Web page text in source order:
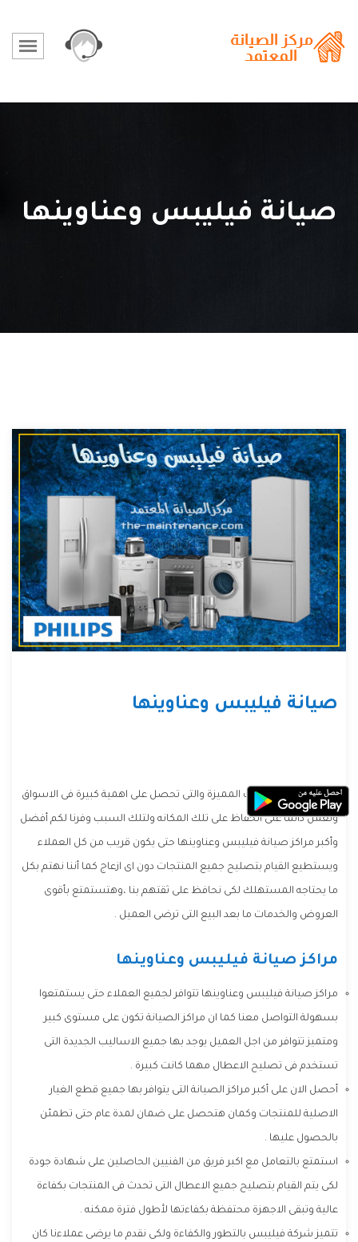
صيانة فيليبس وعناوينها
صيانة فيليبس وعناوينها
فيليبسمن الشركات المميزة والتى تحصل على اهمية كبيرة فى الاسواق
وتعمل دائما على الحفاظ على تلك المكانه ولتلك السبب وفرنا لكم أفضل
وأكبر مراكز صيانة فيليبس وعناوينها حتى يكون قريب من كل العملاء
ويستطيع القيام بتصليح جميع المنتجات دون اى ازعاج كما أننا نهتم بكل
ما يحتاجه المستهلك لكى نحافظ على ثقتهم بنا ،وهتستمتع بأقوى
العروض والخدمات ما بعد البيع التى ترضى العميل .
مراكز صيانة فيليبس وعناوينها
مراكز صيانة فيليبس وعناوينها تتوافر لجميع العملاء حتى يستمتعوا
بسهولة التواصل معنا كما ان مراكز الصيانة تكون على مستوى كبير
ومتميز تتوافر من اجل العميل يوجد بها جميع الاساليب الجديدة التى
تستخدم فى تصليح الاعطال مهما كانت كبيرة .
أحصل الان على أكبر مراكز الصيانة التى يتوافر بها جميع قطع الغيار
الاصلية للمنتجات وكمان هتحصل على ضمان لمدة عام حتى تطمئن
بالحصول عليها .
استمتع بالتعامل مع اكبر فريق من الفنيين الحاصلين على شهادة جودة
لكى يتم القيام بتصليح جميع الاعطال التى تحدث فى المنتجات بكفاءة
عالية وتبقى الاجهزة محتفظة بكفاءتها لأطول فترة ممكنه .
تتميز شركة فيليبس بالتطور والكفاءة ولكى نقدم ما يرضى عملاءنا كان